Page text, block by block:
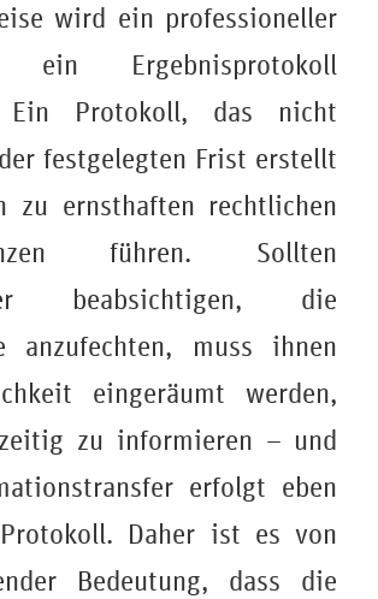
wird ein professioneller
ein Ergebnisprotokoll
Ein Protokoll, das nicht
festgelegten Frist erstellt
zu ernsthaften rechtlichen
führen. Sollten
beabsichtigen, die
anzufechten, muss ihnen
eingeräumt werden,
zu informieren – und
erfolgt eben
Daher ist es von
Bedeutung, dass die